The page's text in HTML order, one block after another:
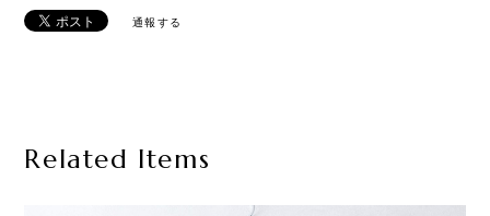
通報する
Related Items